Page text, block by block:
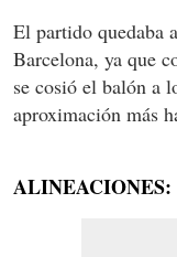
El partido quedaba
Barcelona, ya que
se cosió el balón a
aproximación más
ALINEACIONES: